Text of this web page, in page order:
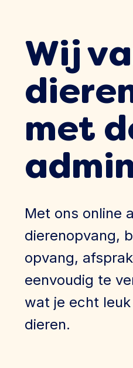
Wij
met
Met ons online
dierenopvang,
opvang,
eenvoudig te
wat je echt
dieren.